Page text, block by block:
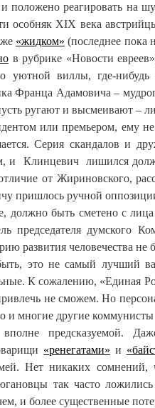
положено реагировать на
особняк XIX века
«жидком» (последнее пока
в рубрике «Новости
уютной виллы, где-
Франца Адамовича –
ругают и высмеивают –
или премьером, ему
Серия скандалов и
Клинцевич лишился
от Жириновского,
пришлось ручной
должно быть сметено с
председателя думского
человечества не
это не самый лучший
К сожалению, «Единая
не сможем. Но
и многие другие
вполне предсказуемой.
«ренегатами» и
Нет никаких
так часто
и более существенные